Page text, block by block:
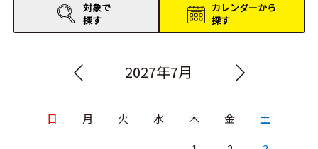
イベントレポート
対象で
探す
カレンダーから
探す
2027年7月
日 月 火 水 木 金 土